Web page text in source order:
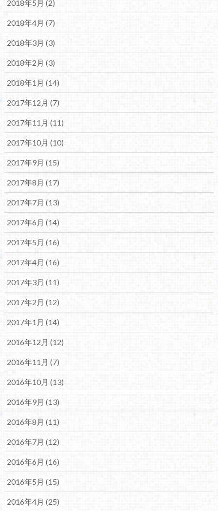
2018年5月 (2)
2018年4月 (7)
2018年3月 (3)
2018年2月 (3)
2018年1月 (14)
2017年12月 (7)
2017年11月 (11)
2017年10月 (10)
2017年9月 (15)
2017年8月 (17)
2017年7月 (13)
2017年6月 (14)
2017年5月 (16)
2017年4月 (16)
2017年3月 (11)
2017年2月 (12)
2017年1月 (14)
2016年12月 (12)
2016年11月 (7)
2016年10月 (13)
2016年9月 (13)
2016年8月 (11)
2016年7月 (12)
2016年6月 (16)
2016年5月 (15)
2016年4月 (25)